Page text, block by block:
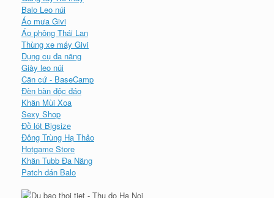
Balo Leo núi
Áo mưa Givi
Áo phông Thái Lan
Thùng xe máy Givi
Dụng cụ đa năng
Giày leo núi
Căn cứ - BaseCamp
Đèn bàn độc đáo
Khăn Mùi Xoa
Sexy Shop
Đồ lót Bigsize
Đông Trùng Hạ Thảo
Hotgame Store
Khăn Tubb Đa Năng
Patch dán Balo